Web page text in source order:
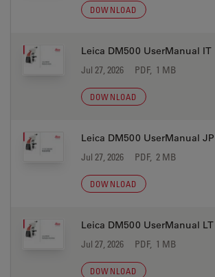
DOWNLOAD
Leica DM500 UserManual IT
Jul 27, 2026 PDF, 1 MB
DOWNLOAD
Leica DM500 UserManual JP
Jul 27, 2026 PDF, 2 MB
DOWNLOAD
Leica DM500 UserManual LT
Jul 27, 2026 PDF, 1 MB
DOWNLOAD